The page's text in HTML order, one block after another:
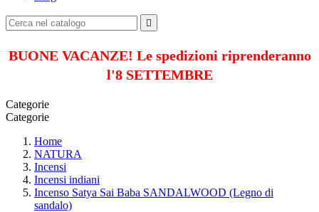

BUONE VACANZE! Le spedizioni riprenderanno
l'8 SETTEMBRE
Categorie
Categorie
Home
NATURA
Incensi
Incensi indiani
Incenso Satya Sai Baba SANDALWOOD (Legno di
sandalo)